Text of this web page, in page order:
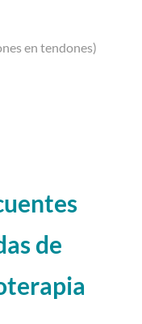
en tendones)
de